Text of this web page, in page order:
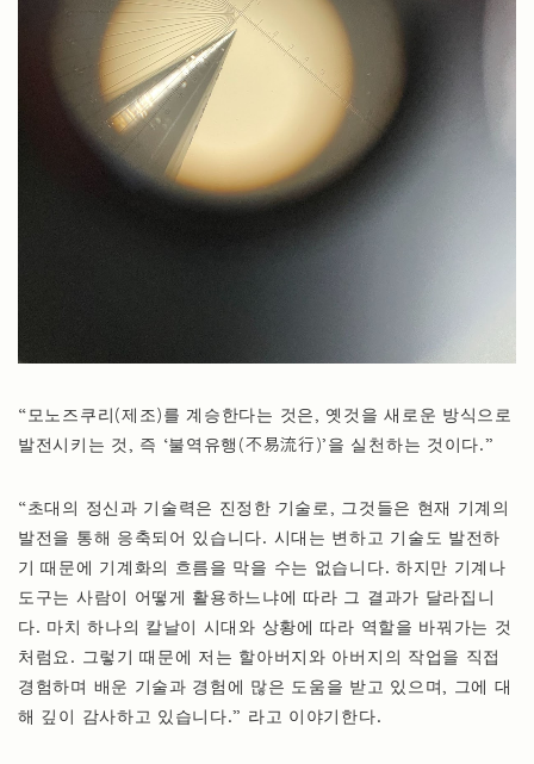
“모노즈쿠리(제조)를 계승한다는 것은, 옛것을 새로운 방식으로
발전시키는 것, 즉 ‘불역유행(不易流行)’을 실천하는 것이다.”
“초대의 정신과 기술력은 진정한 기술로, 그것들은 현재 기계의
발전을 통해 응축되어 있습니다. 시대는 변하고 기술도 발전하
기 때문에 기계화의 흐름을 막을 수는 없습니다. 하지만 기계나
도구는 사람이 어떻게 활용하느냐에 따라 그 결과가 달라집니
다. 마치 하나의 칼날이 시대와 상황에 따라 역할을 바꿔가는 것
처럼요. 그렇기 때문에 저는 할아버지와 아버지의 작업을 직접
경험하며 배운 기술과 경험에 많은 도움을 받고 있으며, 그에 대
해 깊이 감사하고 있습니다.” 라고 이야기한다.